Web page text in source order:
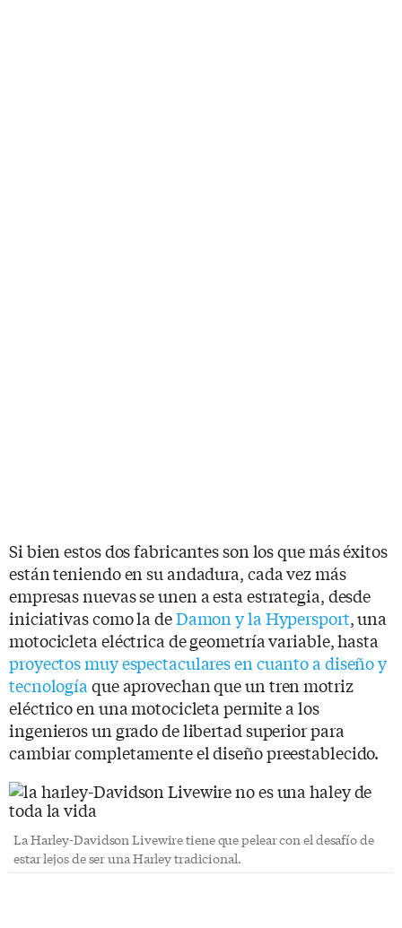
Si bien estos dos fabricantes son los que más éxitos
están teniendo en su andadura, cada vez más
empresas nuevas se unen a esta estrategia, desde
iniciativas como la deDamon y la Hypersport, una
motocicleta eléctrica de geometría variable, hasta
proyectos muy espectaculares en cuanto a diseño y
tecnología que aprovechan que un tren motriz
eléctrico en una motocicleta permite a los
ingenieros un grado de libertad superior para
cambiar completamente el diseño preestablecido.
La Harley-Davidson Livewire tiene que pelear con el desafío de
estar lejos de ser una Harley tradicional.